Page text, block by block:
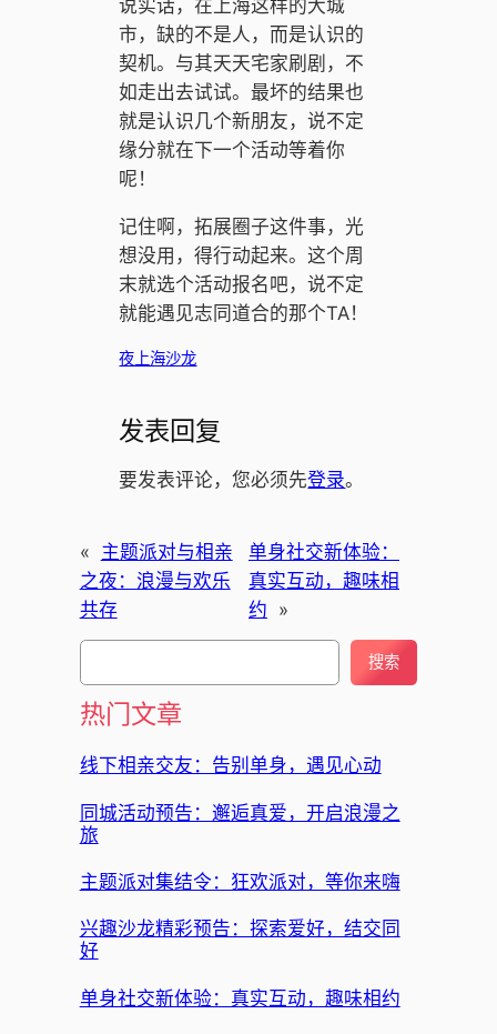
说实话，在上海这样的大城
市，缺的不是人，而是认识的
契机。与其天天宅家刷剧，不
如走出去试试。最坏的结果也
就是认识几个新朋友，说不定
缘分就在下一个活动等着你
呢！
记住啊，拓展圈子这件事，光
想没用，得行动起来。这个周
末就选个活动报名吧，说不定
就能遇见志同道合的那个TA！
夜上海沙龙
发表回复
要发表评论，您必须先登录。
« 主题派对与相亲
之夜：浪漫与欢乐
共存
单身社交新体验：
真实互动，趣味相
约 »
搜
搜索
热门文章
线下相亲交友：告别单身，遇见心动
同城活动预告：邂逅真爱，开启浪漫之
旅
主题派对集结令：狂欢派对，等你来嗨
兴趣沙龙精彩预告：探索爱好，结交同
好
单身社交新体验：真实互动，趣味相约